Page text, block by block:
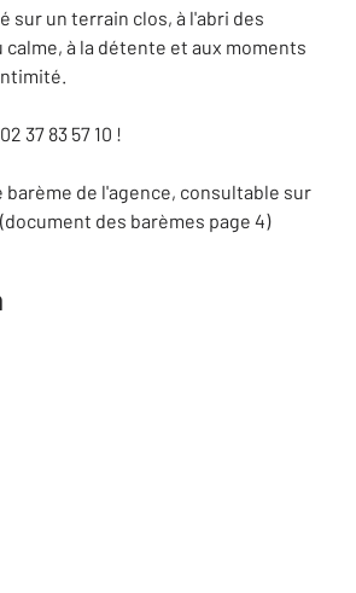
sur un terrain clos, à l'abri des
à la détente et aux moments
37 83 57 10 !
barème de l'agence, consultable sur
des barèmes page 4)